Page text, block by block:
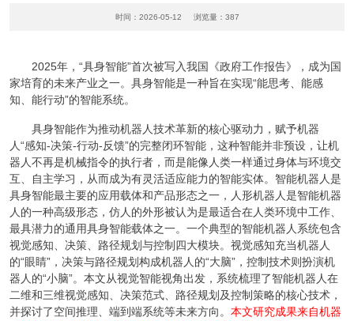
时间：2026-05-12 浏览量： 387
2025年，“具身智能”首次被写入我国《政府工作报告》，成为国
家培育的未来产业之一。具身智能是一种旨在实现“能思考、能感
知、能行动”的智能系统。
具身智能作为推动机器人技术革新的核心驱动力，赋予机器
人“感知-决策-行动-反馈”的完整闭环智能，这种智能并非预设，让机
器人不再是机械指令的执行者，而是能像人类一样通过身体与环境交
互、自主学习，从而成为有灵活适应能力的智能实体。智能机器人是
具身智能最主要的应用载体和产品形态之一，人形机器人是智能机器
人的一种高级形态，仿人的外形被认为是最适合在人类环境中工作、
最具潜力的通用具身智能载体之一。一个典型的智能机器人系统包含
视觉感知、决策、路径规划与控制四大模块。视觉感知充当机器人
的“眼睛”，决策与路径规划构成机器人的“大脑”，控制技术则扮演机
器人的“小脑”。本文从视觉智能视角出发，系统梳理了智能机器人在
二维和三维视觉感知、决策范式、路径规划及控制策略的核心技术，
并探讨了空间推理、端到端系统等未来方向。 本文研究成果来自机器